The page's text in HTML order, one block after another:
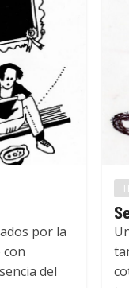
por la
con
del